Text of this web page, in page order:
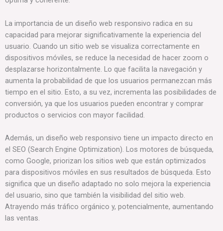
La importancia de un diseño web responsivo radica en su
capacidad para mejorar significativamente la experiencia del
usuario. Cuando un sitio web se visualiza correctamente en
dispositivos móviles, se reduce la necesidad de hacer zoom o
desplazarse horizontalmente. Lo que facilita la navegación y
aumenta la probabilidad de que los usuarios permanezcan más
tiempo en el sitio. Esto, a su vez, incrementa las posibilidades de
conversión, ya que los usuarios pueden encontrar y comprar
productos o servicios con mayor facilidad.
Además, un diseño web responsivo tiene un impacto directo en
el SEO (Search Engine Optimization). Los motores de búsqueda,
como Google, priorizan los sitios web que están optimizados
para dispositivos móviles en sus resultados de búsqueda. Esto
significa que un diseño adaptado no solo mejora la experiencia
del usuario, sino que también la visibilidad del sitio web.
Atrayendo más tráfico orgánico y, potencialmente, aumentando
las ventas.